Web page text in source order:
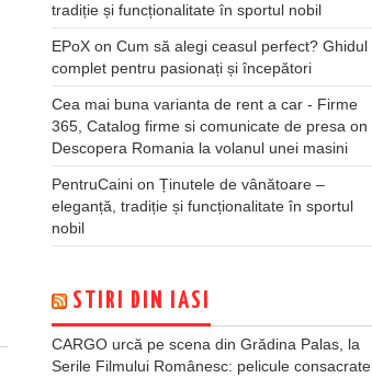
tradiție și funcționalitate în sportul nobil
EPoX on Cum să alegi ceasul perfect? Ghidul
complet pentru pasionați și începători
Cea mai buna varianta de rent a car - Firme
365, Catalog firme si comunicate de presa on
Descopera Romania la volanul unei masini
PentruCaini on Ținutele de vânătoare –
eleganță, tradiție și funcționalitate în sportul
nobil
STIRI DIN IASI
CARGO urcă pe scena din Grădina Palas, la
Serile Filmului Românesc: pelicule consacrate,